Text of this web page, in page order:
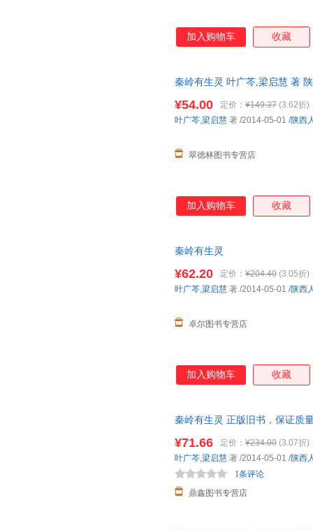
加入购物车 收藏
秦岭有生灵 叶广芩,梁启慧 著
¥54.00 定价： ¥149.37 (3.62折)
翠德林图书专营店
叶广芩,梁启慧 著 /2014-05-01 /陕西
加入购物车 收藏
秦岭有生灵
¥62.20 定价： ¥204.40 (3.05折)
卓尔图书专营店
叶广芩,梁启慧 著 /2014-05-01 /陕西
加入购物车 收藏
秦岭有生灵 正版旧书，保证质
¥71.66 定价： ¥234.00 (3.07折)
鼎鑫图书专营店
1条评论
叶广芩,梁启慧 著 /2014-05-01 /陕西